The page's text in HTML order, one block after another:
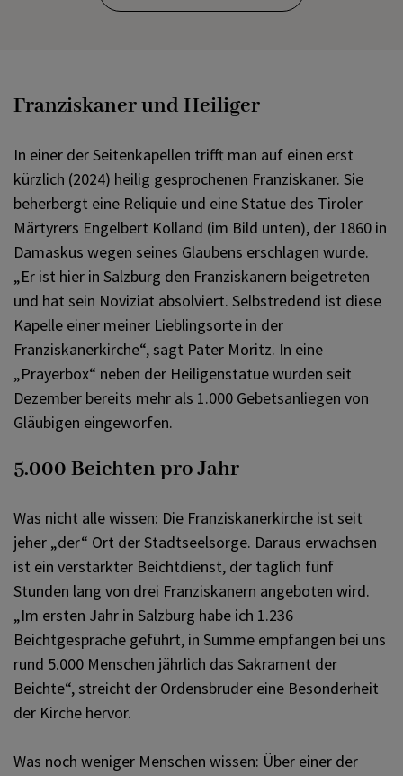
Franziskaner und Heiliger
In einer der Seitenkapellen trifft man auf einen erst
kürzlich (2024) heilig gesprochenen Franziskaner. Sie
beherbergt eine Reliquie und eine Statue des Tiroler
Märtyrers Engelbert Kolland (im Bild unten), der 1860 in
Damaskus wegen seines Glaubens erschlagen wurde.
„Er ist hier in Salzburg den Franziskanern beigetreten
und hat sein Noviziat absolviert. Selbstredend ist diese
Kapelle einer meiner Lieblingsorte in der
Franziskanerkirche“, sagt Pater Moritz. In eine
„Prayerbox“ neben der Heiligenstatue wurden seit
Dezember bereits mehr als 1.000 Gebetsanliegen von
Gläubigen eingeworfen.
5.000 Beichten pro Jahr
Was nicht alle wissen: Die Franziskanerkirche ist seit
jeher „der“ Ort der Stadtseelsorge. Daraus erwachsen
ist ein verstärkter Beichtdienst, der täglich fünf
Stunden lang von drei Franziskanern angeboten wird.
„Im ersten Jahr in Salzburg habe ich 1.236
Beichtgespräche geführt, in Summe empfangen bei uns
rund 5.000 Menschen jährlich das Sakrament der
Beichte“, streicht der Ordensbruder eine Besonderheit
der Kirche hervor.
Was noch weniger Menschen wissen: Über einer der